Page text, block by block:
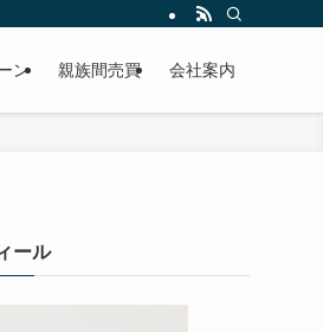
ン 親族間売買 会社案内
ール